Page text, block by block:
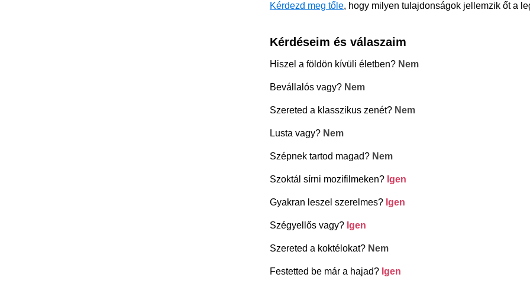
Kérdezd meg tőle, hogy milyen tulajdonságok jellemzik őt a
Kérdéseim és válaszaim
Hiszel a földön kívüli életben? Nem
Bevállalós vagy? Nem
Szereted a klasszikus zenét? Nem
Lusta vagy? Nem
Szépnek tartod magad? Nem
Szoktál sírni mozifilmeken? Igen
Gyakran leszel szerelmes? Igen
Szégyellős vagy? Igen
Szereted a koktélokat? Nem
Festetted be már a hajad? Igen